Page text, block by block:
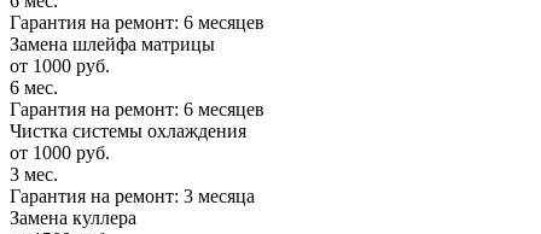
Гарантия на ремонт: 6 месяцев
Замена шлейфа матрицы
от 1000 руб.
6 мес.
Гарантия на ремонт: 6 месяцев
Чистка системы охлаждения
от 1000 руб.
3 мес.
Гарантия на ремонт: 3 месяца
Замена куллера